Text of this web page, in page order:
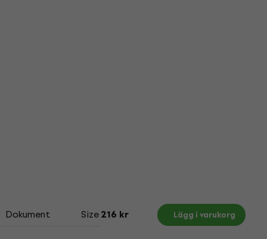
Dokument Size Chart
216 kr Lägg i varukorg